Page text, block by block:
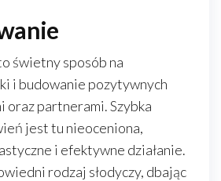
świetny sposób na
i budowanie pozytywnych
oraz partnerami. Szybka
jest tu nieoceniona,
i efektywne działanie.
rodzaj słodyczy, dbając